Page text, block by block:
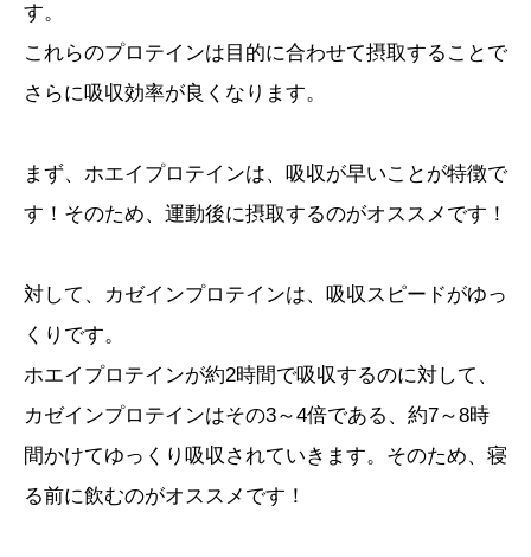
す。
これらのプロテインは目的に合わせて摂取することで
さらに吸収効率が良くなります。
まず、ホエイプロテインは、吸収が早いことが特徴で
す！そのため、運動後に摂取するのがオススメです！
対して、カゼインプロテインは、吸収スピードがゆっ
くりです。
ホエイプロテインが約2時間で吸収するのに対して、
カゼインプロテインはその3～4倍である、約7～8時
間かけてゆっくり吸収されていきます。そのため、寝
る前に飲むのがオススメです！